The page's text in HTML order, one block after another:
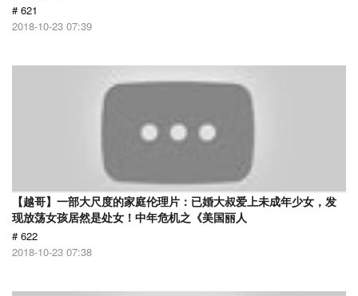
# 621
2018-10-23 07:39
【越哥】一部大尺度的家庭伦理片：已婚大叔爱上未成年少女，发
现放荡女孩居然是处女！中年危机之《美国丽人
# 622
2018-10-23 07:38